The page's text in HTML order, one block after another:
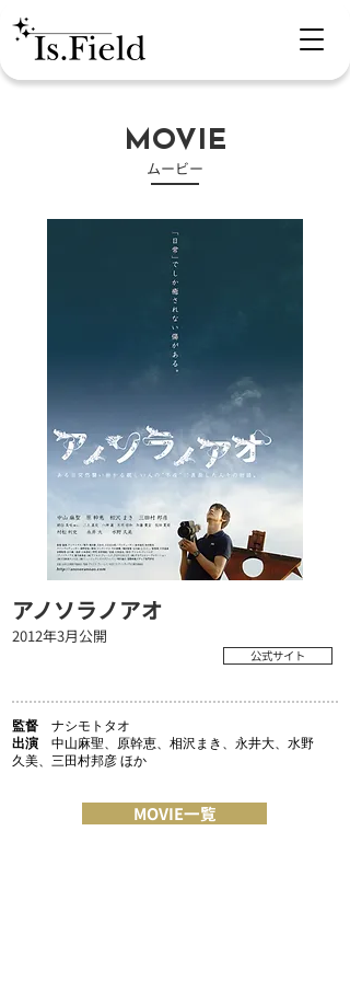
MOVIE
​ムービー
アノソラノアオ
2012年3月公開
公式サイト
監督 ナシモトタオ
出演 中山麻聖、原幹恵、相沢まき、永井大、水野
久美、三田村邦彦 ほか
MOVIE一覧